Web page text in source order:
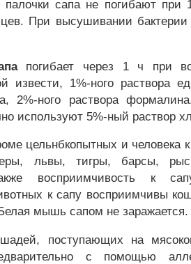
палочки сапа не погибают
При высушивании
погибает через 1 ч при
извести, 1%-ного раствора
2%-ного раствора
используют 5%-ный раствор
цельнбкопытных и человека
львы, тигры, барсы,
восприимчивость к
к сапу восприимчивы
мышь сапом не заражается.
поступающих на
с помощью